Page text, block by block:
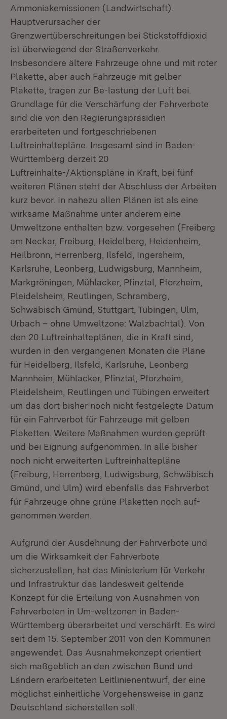
Ammoniakemissionen (Landwirtschaft).
Hauptverursacher der
Grenzwertüberschreitungen bei Stickstoffdioxid
ist überwiegend der Straßenverkehr.
Insbesondere ältere Fahrzeuge ohne und mit roter
Plakette, aber auch Fahrzeuge mit gelber
Plakette, tragen zur Be-lastung der Luft bei.
Grundlage für die Verschärfung der Fahrverbote
sind die von den Regierungspräsidien
erarbeiteten und fortgeschriebenen
Luftreinhaltepläne. Insgesamt sind in Baden-
Württemberg derzeit 20
Luftreinhalte-/Aktionspläne in Kraft, bei fünf
weiteren Plänen steht der Abschluss der Arbeiten
kurz bevor. In nahezu allen Plänen ist als eine
wirksame Maßnahme unter anderem eine
Umweltzone enthalten bzw. vorgesehen (Freiberg
am Neckar, Freiburg, Heidelberg, Heidenheim,
Heilbronn, Herrenberg, Ilsfeld, Ingersheim,
Karlsruhe, Leonberg, Ludwigsburg, Mannheim,
Markgröningen, Mühlacker, Pfinztal, Pforzheim,
Pleidelsheim, Reutlingen, Schramberg,
Schwäbisch Gmünd, Stuttgart, Tübingen, Ulm,
Urbach – ohne Umweltzone: Walzbachtal). Von
den 20 Luftreinhalteplänen, die in Kraft sind,
wurden in den vergangenen Monaten die Pläne
für Heidelberg, Ilsfeld, Karlsruhe, Leonberg
Mannheim, Mühlacker, Pfinztal, Pforzheim,
Pleidelsheim, Reutlingen und Tübingen erweitert
um das dort bisher noch nicht festgelegte Datum
für ein Fahrverbot für Fahrzeuge mit gelben
Plaketten. Weitere Maßnahmen wurden geprüft
und bei Eignung aufgenommen. In alle bisher
noch nicht erweiterten Luftreinhaltepläne
(Freiburg, Herrenberg, Ludwigsburg, Schwäbisch
Gmünd, und Ulm) wird ebenfalls das Fahrverbot
für Fahrzeuge ohne grüne Plaketten noch auf-
genommen werden.
Aufgrund der Ausdehnung der Fahrverbote und
um die Wirksamkeit der Fahrverbote
sicherzustellen, hat das Ministerium für Verkehr
und Infrastruktur das landesweit geltende
Konzept für die Erteilung von Ausnahmen von
Fahrverboten in Um-weltzonen in Baden-
Württemberg überarbeitet und verschärft. Es wird
seit dem 15. September 2011 von den Kommunen
angewendet. Das Ausnahmekonzept orientiert
sich maßgeblich an den zwischen Bund und
Ländern erarbeiteten Leitlinienentwurf, der eine
möglichst einheitliche Vorgehensweise in ganz
Deutschland sicherstellen soll.